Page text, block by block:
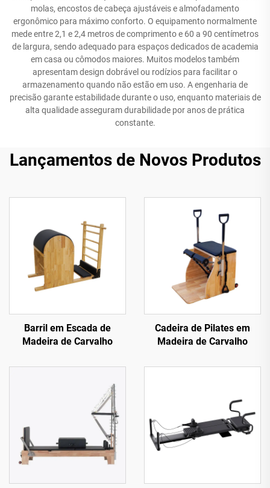
molas, encostos de cabeça ajustáveis e almofadamento
ergonômico para máximo conforto. O equipamento normalmente
mede entre 2,1 e 2,4 metros de comprimento e 60 a 90 centímetros
de largura, sendo adequado para espaços dedicados de academia
em casa ou cômodos maiores. Muitos modelos também
apresentam design dobrável ou rodízios para facilitar o
armazenamento quando não estão em uso. A engenharia de
precisão garante estabilidade durante o uso, enquanto materiais de
alta qualidade asseguram durabilidade por anos de prática
constante.
Lançamentos de Novos Produtos
Barril em Escada de
Madeira de Carvalho
Cadeira de Pilates em
Madeira de Carvalho